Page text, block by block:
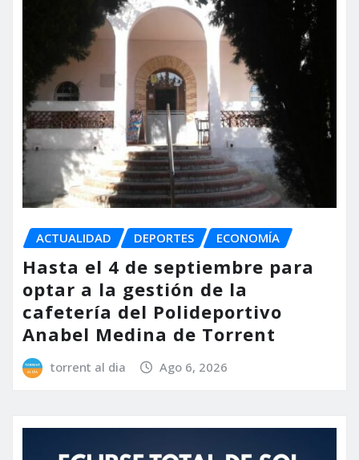
ACTUALIDAD DEPORTES ECONOMÍA
Hasta el 4 de septiembre para
optar a la gestión de la
cafetería del Polideportivo
Anabel Medina de Torrent
torrent al dia Ago 6, 2026